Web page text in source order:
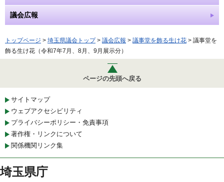
議会広報
トップページ > 埼玉県議会トップ> 議会広報 > 議事堂を飾る生け花 > 議事堂を
飾る生け花（令和7年7月、8月、9月展示分）
ページの先頭へ戻る
サイトマップ
ウェブアクセシビリティ
プライバシーポリシー・免責事項
著作権・リンクについて
関係機関リンク集
埼玉県庁